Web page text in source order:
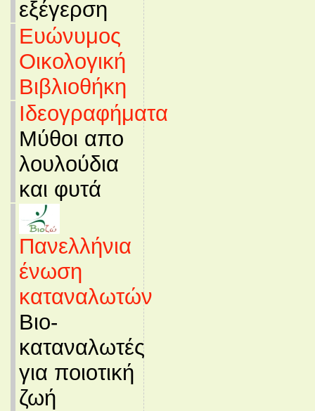
εξέγερση
Ευώνυμος
Οικολογική
Βιβλιοθήκη
Ιδεογραφήματα
Μύθοι απο
λουλούδια
και φυτά
Πανελλήνια
ένωση
καταναλωτών
Βιο-
καταναλωτές
για ποιοτική
ζωή